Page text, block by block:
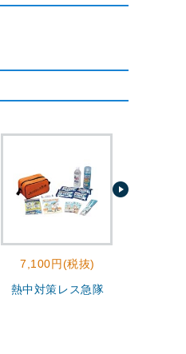
7,100円(税抜)
熱中対策レス急隊